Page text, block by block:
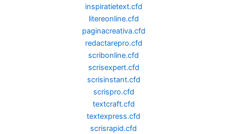
inspiratietext.cfd
litereonline.cfd
paginacreativa.cfd
redactarepro.cfd
scribonline.cfd
scrisexpert.cfd
scrisinstant.cfd
scrispro.cfd
textcraft.cfd
textexpress.cfd
scrisrapid.cfd